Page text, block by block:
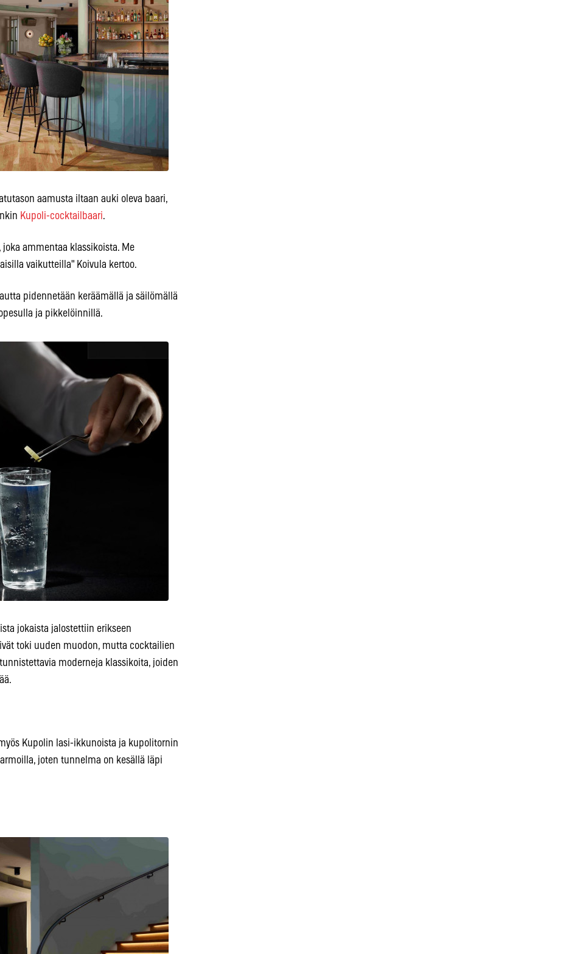
aamusta iltaan auki oleva baari,
Kupoli-cocktailbaari.
ammentaa klassikoista. Me
vaikutteilla" Koivula kertoo.
pidennetään keräämällä ja säilömällä
ja pikkelöinnillä.
jokaista jalostettiin erikseen
toki uuden muodon, mutta cocktailien
moderneja klassikoita, joiden
Kupolin lasi-ikkunoista ja kupolitornin
joten tunnelma on kesällä läpi